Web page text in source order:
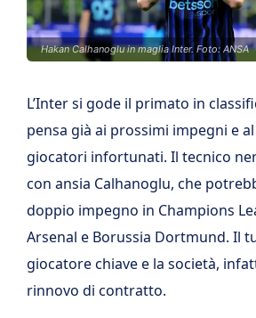
Hakan Calhanoglu in maglia Inter. Foto: ANSA
L’Inter si gode il primato in
pensa già ai prossimi impegni e
giocatori infortunati. Il tecnico
con ansia Calhanoglu, che
doppio impegno in Champions
Arsenal e Borussia Dortmund. Il
giocatore chiave e la società,
rinnovo di contratto.